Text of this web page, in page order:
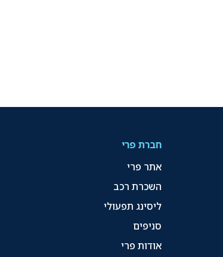
חברת פרי
אתר פרי
השכרת רכב
ליסינג תפעולי
סניפים
אודות פרי